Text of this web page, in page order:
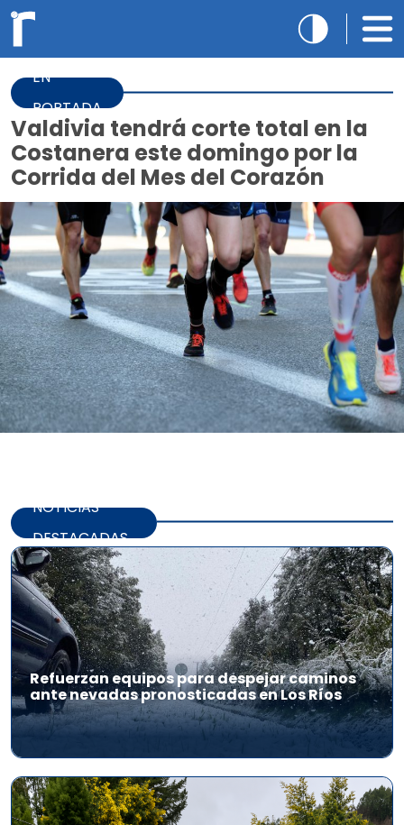
EN
PORTADA
Valdivia tendrá corte total en la
Costanera este domingo por la
Corrida del Mes del Corazón
NOTICIAS
DESTACADAS
Refuerzan equipos para despejar caminos
ante nevadas pronosticadas en Los Ríos